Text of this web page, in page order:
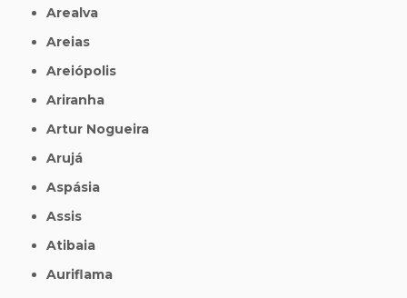
Arealva
Areias
Areiópolis
Ariranha
Artur Nogueira
Arujá
Aspásia
Assis
Atibaia
Auriflama